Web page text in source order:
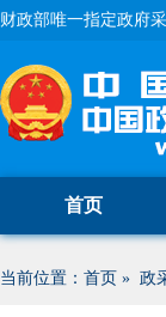
财政部唯一指定政府
首页
当前位置： 首页 » 政